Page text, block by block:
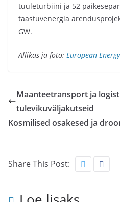
tuuleturbiini ja 52
taastuvenergia
GW.
Allikas ja foto: European Energy
Maanteetransport ja
tulevikuväljakutseid
Kosmilised osakesed ja
Share This Post: